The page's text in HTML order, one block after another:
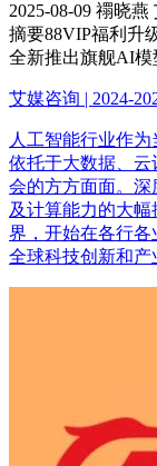
2025-08-09 禤晓燕
摘要88VIP福利升
全新推出旗舰AI模
艾媒咨询 | 2024-
人工智能行业作
依托于大数据、
会的方方面面。深
及计算能力的大
界，开始在各行
全球科技创新和产